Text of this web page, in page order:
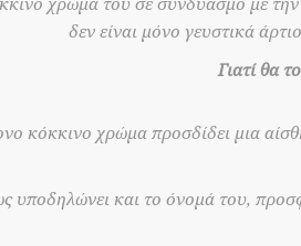
χρώμα του σε συνδυασμό με
δεν είναι μόνο γευστικά
Γιατί θα
κόκκινο χρώμα προσδίδει μια
υποδηλώνει και το όνομά του,